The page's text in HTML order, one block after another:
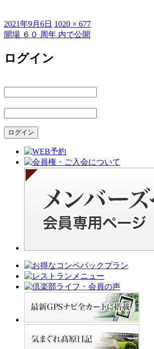
投
稿
2021年9月6日 フ
ル
1020 × 677
投
稿
ビ
ゲ
ー
シ
開場 ６０ 周年 内で公開
ログイン